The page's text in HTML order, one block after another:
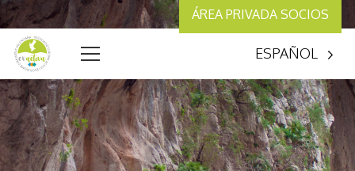
ÁREA PRIVADA SOCIOS
ESPAÑOL